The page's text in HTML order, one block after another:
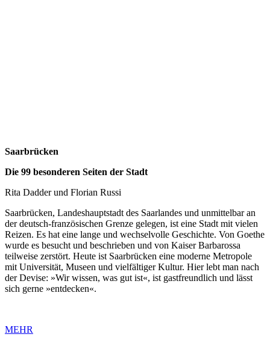
Saarbrücken
Die 99 besonderen Seiten der Stadt
Rita Dadder und Florian Russi
Saarbrücken, Landeshauptstadt des Saarlandes und unmittelbar an
der deutsch-französischen Grenze gelegen, ist eine Stadt mit vielen
Reizen. Es hat eine lange und wechselvolle Geschichte. Von Goethe
wurde es besucht und beschrieben und von Kaiser Barbarossa
teilweise zerstört. Heute ist Saarbrücken eine moderne Metropole
mit Universität, Museen und vielfältiger Kultur. Hier lebt man nach
der Devise: »Wir wissen, was gut ist«, ist gastfreundlich und lässt
sich gerne »entdecken«.
MEHR